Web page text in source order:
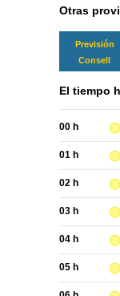
Otras
Previsión
Consell
El tiempo
00 h
01 h
02 h
03 h
04 h
05 h